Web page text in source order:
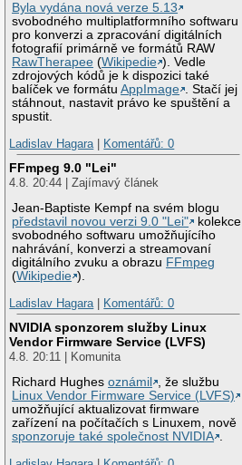
Byla vydána nová verze 5.13
svobodného multiplatformního softwaru
pro konverzi a zpracování digitálních
fotografií primárně ve formátů RAW
RawTherapee (Wikipedie ). Vedle
zdrojových kódů je k dispozici také
balíček ve formátuAppImage . Stačí jej
stáhnout, nastavit právo ke spuštění a
spustit.
Ladislav Hagara| Komentářů: 0
FFmpeg 9.0 "Lei"
4.8. 20:44 | Zajímavý článek
Jean-Baptiste Kempf na svém blogu
představil novou verzi 9.0 "Lei"
kolekce
svobodného softwaru umožňujícího
nahrávání, konverzi a streamovaní
digitálního zvuku a obrazu FFmpeg
(Wikipedie ).
Ladislav Hagara| Komentářů: 0
NVIDIA sponzorem služby Linux
Vendor Firmware Service (LVFS)
4.8. 20:11 | Komunita
Richard Hughesoznámil
, že službu
Linux Vendor Firmware Service (LVFS)
umožňující aktualizovat firmware
zařízení na počítačích s Linuxem, nově
sponzoruje také společnost NVIDIA .